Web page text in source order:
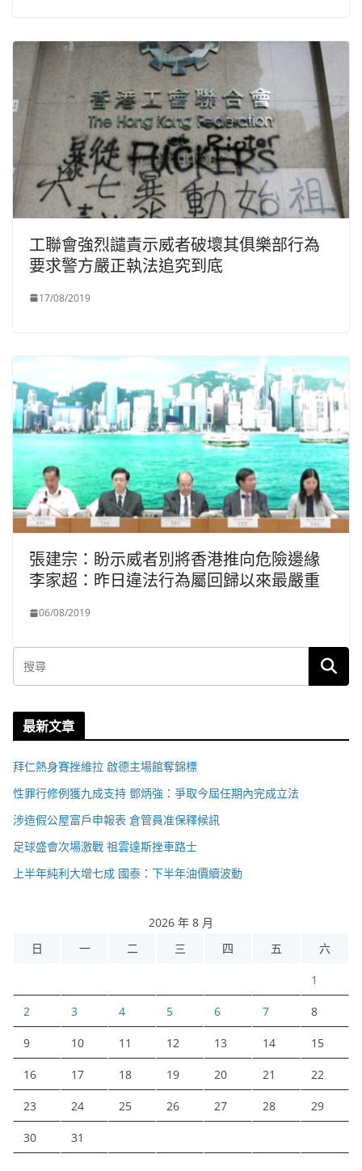
工聯會強烈譴責示威者破壞其俱樂部行為
要求警方嚴正執法追究到底
17/08/2019
張建宗：盼示威者別將香港推向危險邊緣
李家超：昨日違法行為屬回歸以來最嚴重
06/08/2019
最新文章
拜仁熱身賽挫維拉 啟德主場館奪錦標
性罪行修例獲九成支持 鄧炳強：爭取今屆任期內完成立法
涉造假公屋富戶申報表 倉管員准保釋候訊
足球盛會次場激戰 祖雲達斯挫車路士
上半年純利大增七成 國泰：下半年油價續波動
2026 年 8 月
日
一 二 三 四 五 六
1
2 3 4 5 6 7 8
9 10 11 12 13 14 15
16 17 18 19 20 21 22
23 24 25 26 27 28 29
30 31